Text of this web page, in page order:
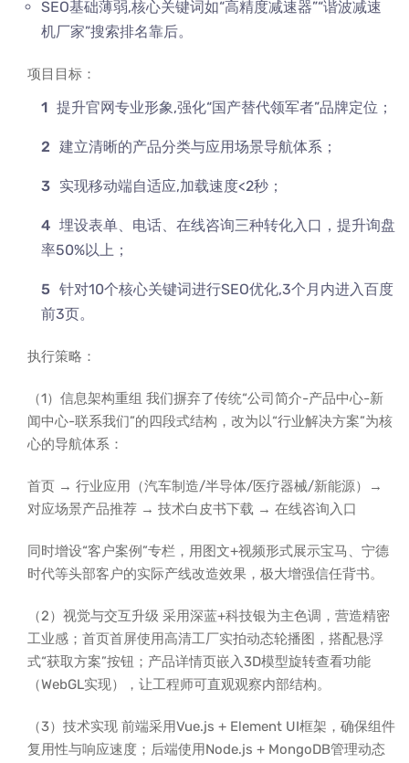
SEO基础薄弱,核心关键词如“高精度减速器”“谐波减速
机厂家”搜索排名靠后。
项目目标：
提升官网专业形象,强化“国产替代领军者”品牌定位；
建立清晰的产品分类与应用场景导航体系；
实现移动端自适应,加载速度<2秒；
埋设表单、电话、在线咨询三种转化入口，提升询盘
率50%以上；
针对10个核心关键词进行SEO优化,3个月内进入百度
前3页。
执行策略：
（1）信息架构重组 我们摒弃了传统“公司简介-产品中心-新
闻中心-联系我们”的四段式结构，改为以“行业解决方案”为核
心的导航体系：
首页 → 行业应用（汽车制造/半导体/医疗器械/新能源）→
对应场景产品推荐 → 技术白皮书下载 → 在线咨询入口
同时增设“客户案例”专栏，用图文+视频形式展示宝马、宁德
时代等头部客户的实际产线改造效果，极大增强信任背书。
（2）视觉与交互升级 采用深蓝+科技银为主色调，营造精密
工业感；首页首屏使用高清工厂实拍动态轮播图，搭配悬浮
式“获取方案”按钮；产品详情页嵌入3D模型旋转查看功能
（WebGL实现），让工程师可直观观察内部结构。
（3）技术实现 前端采用Vue.js + Element UI框架，确保组件
复用性与响应速度；后端使用Node.js + MongoDB管理动态